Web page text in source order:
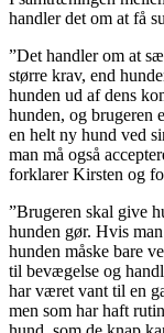
handler det om at få
”Det handler om at
større krav, end
hunden ud af dens
hunden, og brugeren
en helt ny hund ved
man må også
forklarer Kirsten og
”Brugeren skal give
hunden gør. Hvis
hunden måske bare
til bevægelse og
har været vant til en
men som har haft